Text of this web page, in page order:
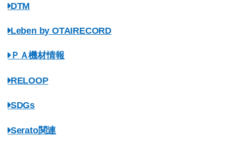
DTM
Leben by OTAIRECORD
ＰＡ機材情報
RELOOP
SDGs
Serato関連